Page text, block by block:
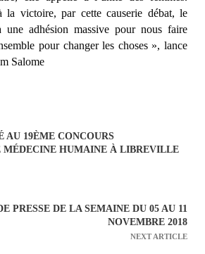
la victoire, par cette causerie débat, le
adhésion massive pour nous faire
pour changer les choses », lance
Salome
AU 19ÈME CONCOURS
MÉDECINE HUMAINE À LIBREVILLE
PRESSE DE LA SEMAINE DU 05 AU 11
NOVEMBRE 2018
NEXT ARTICLE